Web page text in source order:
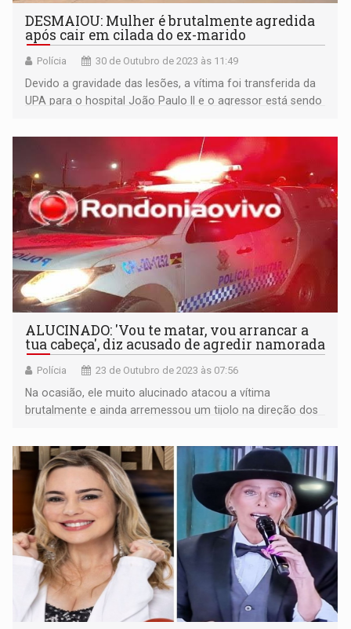
DESMAIOU: Mulher é brutalmente agredida
após cair em cilada do ex-marido
Polícia 30 de Outubro de 2023 às 11:49
Devido a gravidade das lesões, a vítima foi transferida da
UPA para o hospital João Paulo II e o agressor está sendo
ALUCINADO: 'Vou te matar, vou arrancar a
tua cabeça', diz acusado de agredir namorada
Polícia 23 de Outubro de 2023 às 07:56
Na ocasião, ele muito alucinado atacou a vítima
brutalmente e ainda arremessou um tijolo na direção dos